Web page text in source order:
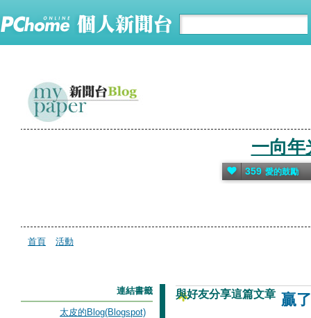
一向年
359 愛的鼓勵
首頁 活動
與好友分享這篇文章 贏
連結書籤
太皮的Blog(Blogspot)